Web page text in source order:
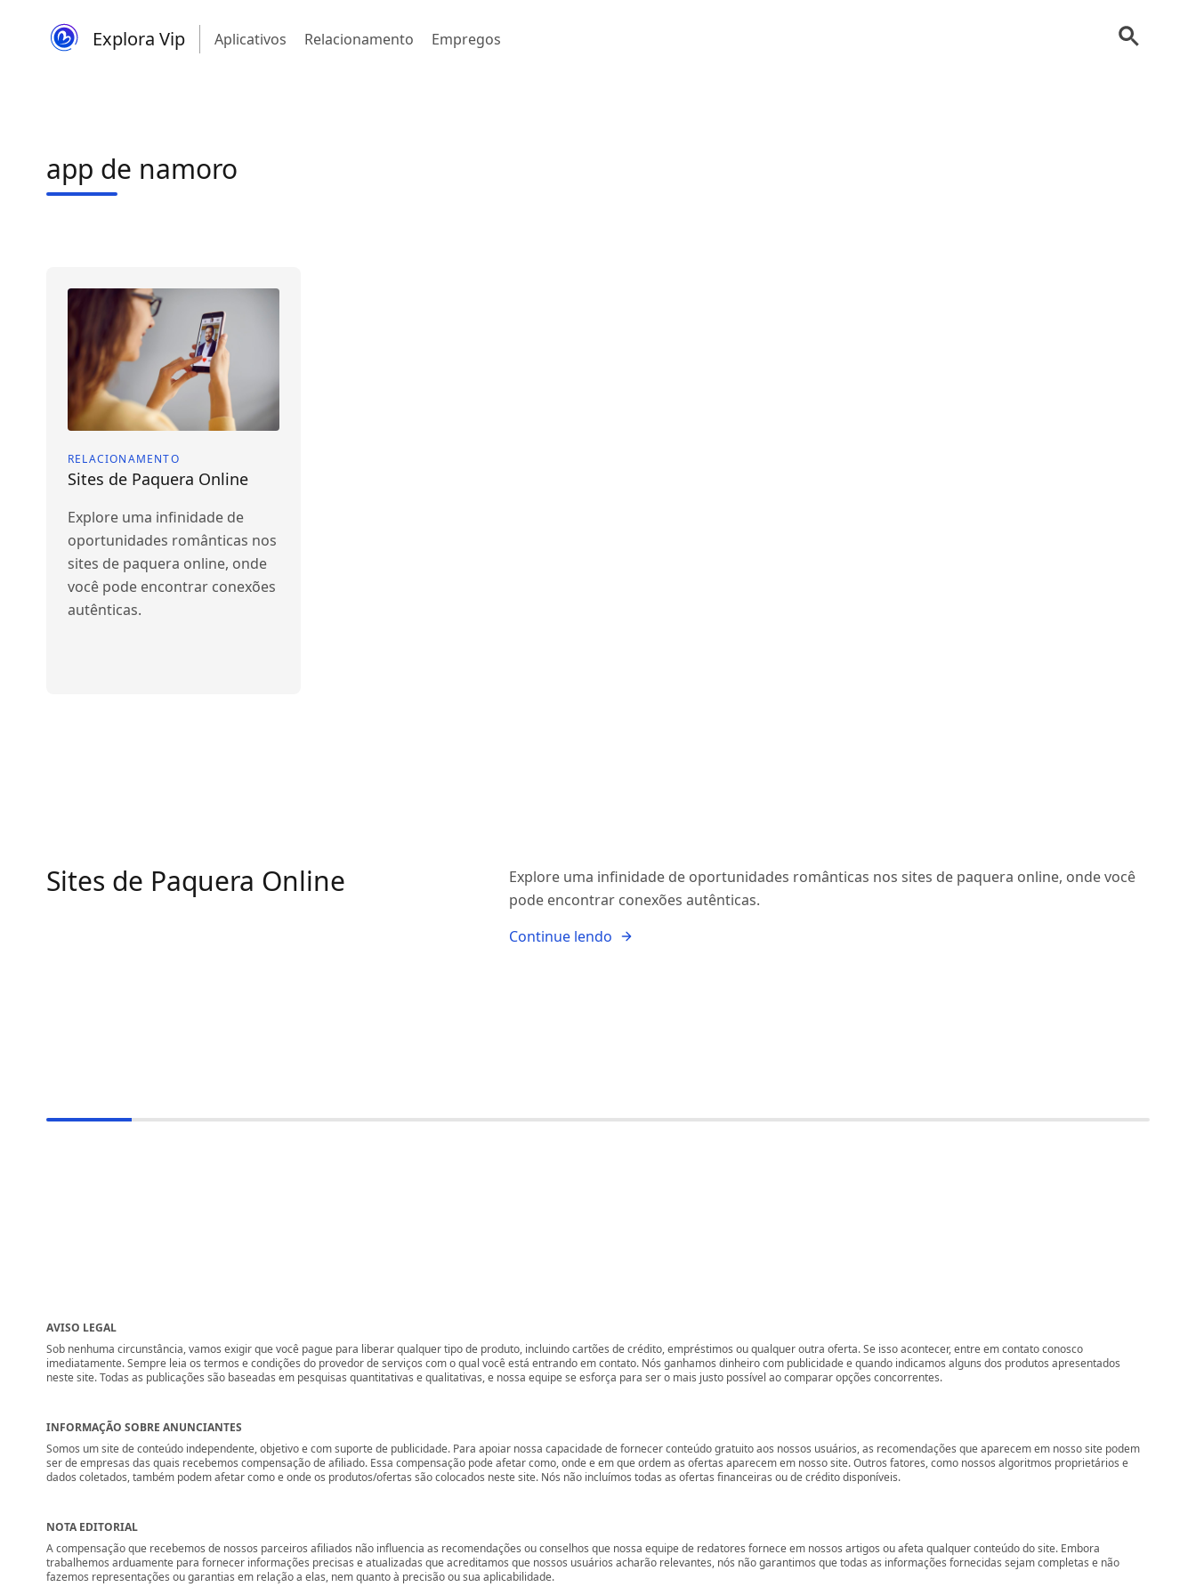
Explora Vip Aplicativos Relacionamento Empregos
app de namoro
RELACIONAMENTO
Sites de Paquera Online
Explore uma infinidade de
oportunidades românticas nos
sites de paquera online, onde
você pode encontrar conexões
autênticas.
Sites de Paquera Online
Explore uma infinidade de oportunidades românticas nos sites de paquera online, onde você
pode encontrar conexões autênticas.
Continue lendo
AVISO LEGAL
Sob nenhuma circunstância, vamos exigir que você pague para liberar qualquer tipo de produto, incluindo cartões de crédito, empréstimos ou qualquer outra oferta. Se isso acontecer, entre em contato conosco
imediatamente. Sempre leia os termos e condições do provedor de serviços com o qual você está entrando em contato. Nós ganhamos dinheiro com publicidade e quando indicamos alguns dos produtos apresentados
neste site. Todas as publicações são baseadas em pesquisas quantitativas e qualitativas, e nossa equipe se esforça para ser o mais justo possível ao comparar opções concorrentes.
INFORMAÇÃO SOBRE ANUNCIANTES
Somos um site de conteúdo independente, objetivo e com suporte de publicidade. Para apoiar nossa capacidade de fornecer conteúdo gratuito aos nossos usuários, as recomendações que aparecem em nosso site podem
ser de empresas das quais recebemos compensação de afiliado. Essa compensação pode afetar como, onde e em que ordem as ofertas aparecem em nosso site. Outros fatores, como nossos algoritmos proprietários e
dados coletados, também podem afetar como e onde os produtos/ofertas são colocados neste site. Nós não incluímos todas as ofertas financeiras ou de crédito disponíveis.
NOTA EDITORIAL
A compensação que recebemos de nossos parceiros afiliados não influencia as recomendações ou conselhos que nossa equipe de redatores fornece em nossos artigos ou afeta qualquer conteúdo do site. Embora
trabalhemos arduamente para fornecer informações precisas e atualizadas que acreditamos que nossos usuários acharão relevantes, nós não garantimos que todas as informações fornecidas sejam completas e não
fazemos representações ou garantias em relação a elas, nem quanto à precisão ou sua aplicabilidade.